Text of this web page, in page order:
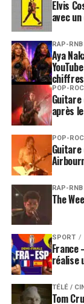
Elvis
avec
RAP-RNB
Aya
chiffres
POP-
Guitare
après
POP-
Guitare
RAP-RNB
The
SPORT
France
réalise
TÉLÉ /
Tom